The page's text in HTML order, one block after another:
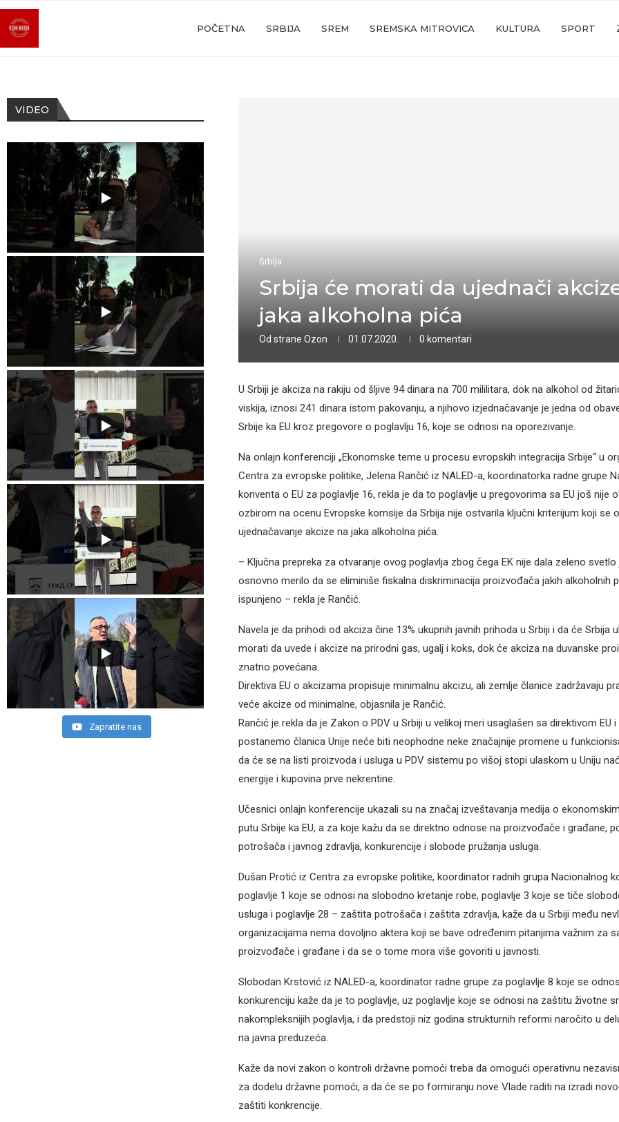
POČETNA SRBIJA SREM SREMSKA MITROVICA KULTURA SPORT
Srbija
Srbija će morati da ujednači
jaka alkoholna pića
Od strane Ozon 01.07.2020. 0 komentari
U Srbiji je akciza na rakiju od šljive 94 dinara na 700 mililitara, dok na alkohol od
viskija, iznosi 241 dinara istom pakovanju, a njihovo izjednačavanje je jedna od
Srbije ka EU kroz pregovore o poglavlju 16, koje se odnosi na oporezivanje.
Na onlajn konferenciji „Ekonomske teme u procesu evropskih integracija Srbije“ u
Centra za evropske politike, Jelena Rančić iz NALED-a, koordinatorka radne grupe
konventa o EU za poglavlje 16, rekla je da to poglavlje u pregovorima sa EU još nije
ozbirom na ocenu Evropske komsije da Srbija nije ostvarila ključni kriterijum koji se
ujednačavanje akcize na jaka alkoholna pića.
– Ključna prepreka za otvaranje ovog poglavlja zbog čega EK nije dala zeleno
osnovno merilo da se eliminiše fiskalna diskriminacija proizvođača jakih alkoholnih
ispunjeno – rekla je Rančić.
Navela je da prihodi od akciza čine 13% ukupnih javnih prihoda u Srbiji i da će Srbija
morati da uvede i akcize na prirodni gas, ugalj i koks, dok će akciza na duvanske
znatno povećana.
Direktiva EU o akcizama propisuje minimalnu akcizu, ali zemlje članice zadržavaju
veće akcize od minimalne, objasnila je Rančić.
Rančić je rekla da je Zakon o PDV u Srbiji u velikoj meri usaglašen sa direktivom EU
postanemo članica Unije neće biti neophodne neke značajnije promene u
da će se na listi proizvoda i usluga u PDV sistemu po višoj stopi ulaskom u Uniju
energije i kupovina prve nekrentine.
Učesnici onlajn konferencije ukazali su na značaj izveštavanja medija o
putu Srbije ka EU, a za koje kažu da se direktno odnose na proizvođače i građane,
potrošača i javnog zdravlja, konkurencije i slobode pružanja usluga.
Dušan Protić iz Centra za evropske politike, koordinator radnih grupa Nacionalnog
poglavlje 1 koje se odnosi na slobodno kretanje robe, poglavlje 3 koje se tiče
usluga i poglavlje 28 – zaštita potrošača i zaštita zdravlja, kaže da u Srbiji među
organizacijama nema dovoljno aktera koji se bave određenim pitanjima važnim za
proizvođače i građane i da se o tome mora više govoriti u javnosti.
Slobodan Krstović iz NALED-a, koordinator radne grupe za poglavlje 8 koje se
konkurenciju kaže da je to poglavlje, uz poglavlje koje se odnosi na zaštitu životne
nakompleksnijih poglavlja, i da predstoji niz godina strukturnih reformi naročito u
na javna preduzeća.
Kaže da novi zakon o kontroli državne pomoći treba da omogući operativnu
za dodelu državne pomoći, a da će se po formiranju nove Vlade raditi na izradi
zaštiti konkrencije.
VIDEO
Zapratite nas